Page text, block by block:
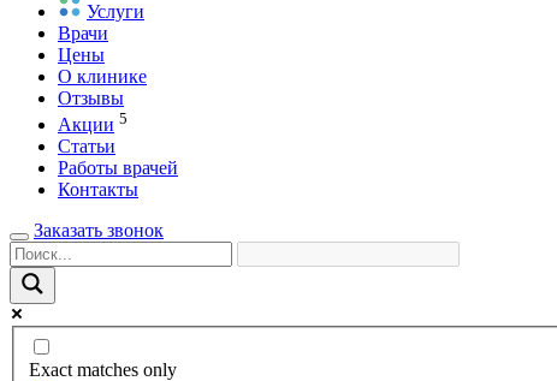
Услуги
Врачи
Цены
О клинике
Отзывы
Акции 5
Статьи
Работы врачей
Контакты
Заказать звонок
Exact matches only